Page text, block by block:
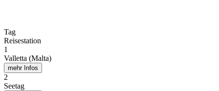
Tag
Reisestation
1
Valletta (Malta)
mehr Infos
2
Seetag